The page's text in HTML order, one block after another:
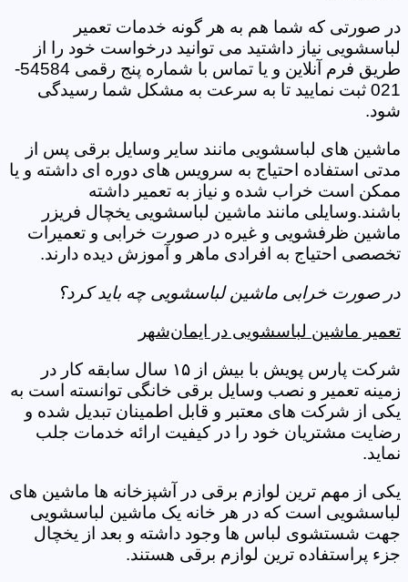
در صورتی که شما هم به هر گونه خدمات تعمیر
لباسشویی نیاز داشتید می توانید درخواست خود را از
طریق فرم آنلاین و یا تماس با شماره پنج رقمی 54584-
021 ثبت نمایید تا به سرعت به مشکل شما رسیدگی
شود.
ماشین های لباسشویی مانند سایر وسایل برقی پس از
مدتی استفاده احتیاج به سرویس های دوره ای داشته و یا
ممکن است خراب شده و نیاز به تعمیر داشته
باشند.وسایلی مانند ماشین لباسشویی یخچال فریزر
ماشین ظرفشویی و غیره در صورت خرابی و تعمیرات
تخصصی احتیاج به افرادی ماهر و آموزش دیده دارند.
در صورت خرابی ماشین لباسشویی چه باید کرد؟
تعمیر ماشین لباسشویی در ایمان‌شهر
شرکت پارس پویش با بیش از ۱۵ سال سابقه کار در
زمینه تعمیر و نصب وسایل برقی خانگی توانسته است به
یکی از شرکت های معتبر و قابل اطمینان تبدیل شده و
رضایت مشتریان خود را در کیفیت ارائه خدمات جلب
نماید.
یکی از مهم ترین لوازم برقی در آشپزخانه ها ماشین های
لباسشویی است که در هر خانه یک ماشین لباسشویی
جهت شستشوی لباس ها وجود داشته و بعد از یخچال
جزء پراستفاده ترین لوازم برقی هستند.